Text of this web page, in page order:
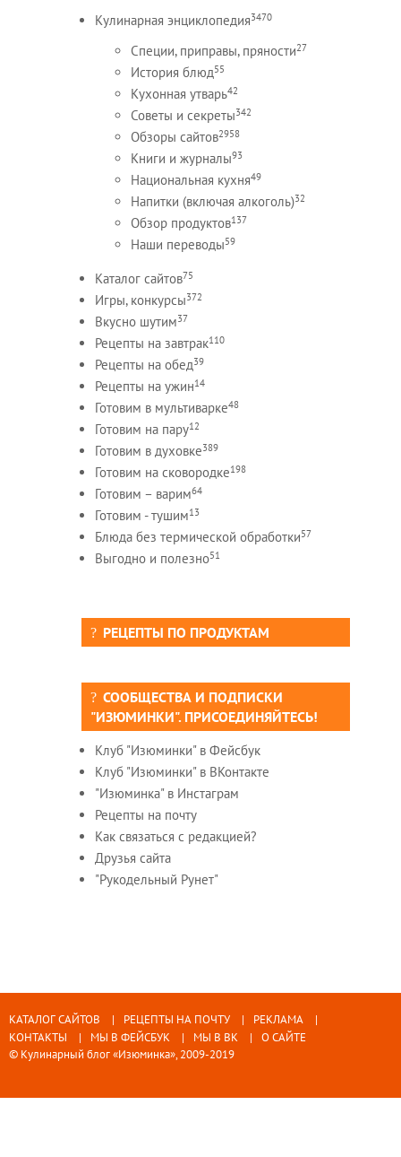
Кулинарная энциклопедия3470
Специи, приправы, пряности27
История блюд55
Кухонная утварь42
Советы и секреты342
Обзоры сайтов2958
Книги и журналы93
Национальная кухня49
Напитки (включая алкоголь)32
Обзор продуктов137
Наши переводы59
Каталог сайтов75
Игры, конкурсы372
Вкусно шутим37
Рецепты на завтрак110
Рецепты на обед39
Рецепты на ужин14
Готовим в мультиварке48
Готовим на пару12
Готовим в духовке389
Готовим на сковородке198
Готовим – варим64
Готовим - тушим13
Блюда без термической обработки57
Выгодно и полезно51
РЕЦЕПТЫ ПО ПРОДУКТАМ
СООБЩЕСТВА И ПОДПИСКИ
"ИЗЮМИНКИ". ПРИСОЕДИНЯЙТЕСЬ!
Клуб "Изюминки" в Фейсбук
Клуб "Изюминки" в ВКонтакте
"Изюминка" в Инстаграм
Рецепты на почту
Как связаться с редакцией?
Друзья сайта
"Рукодельный Рунет"
КАТАЛОГ САЙТОВ РЕЦЕПТЫ НА ПОЧТУ
РЕКЛАМА
КОНТАКТЫ
МЫ В ФЕЙСБУК МЫ В ВК
О САЙТЕ
© Кулинарный блог «Изюминка», 2009-2019